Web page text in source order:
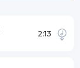
2:13